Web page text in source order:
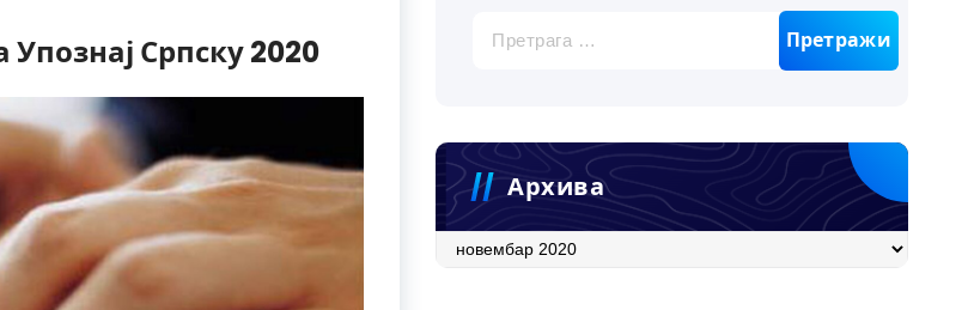
Српску 2020
Архива
Архива